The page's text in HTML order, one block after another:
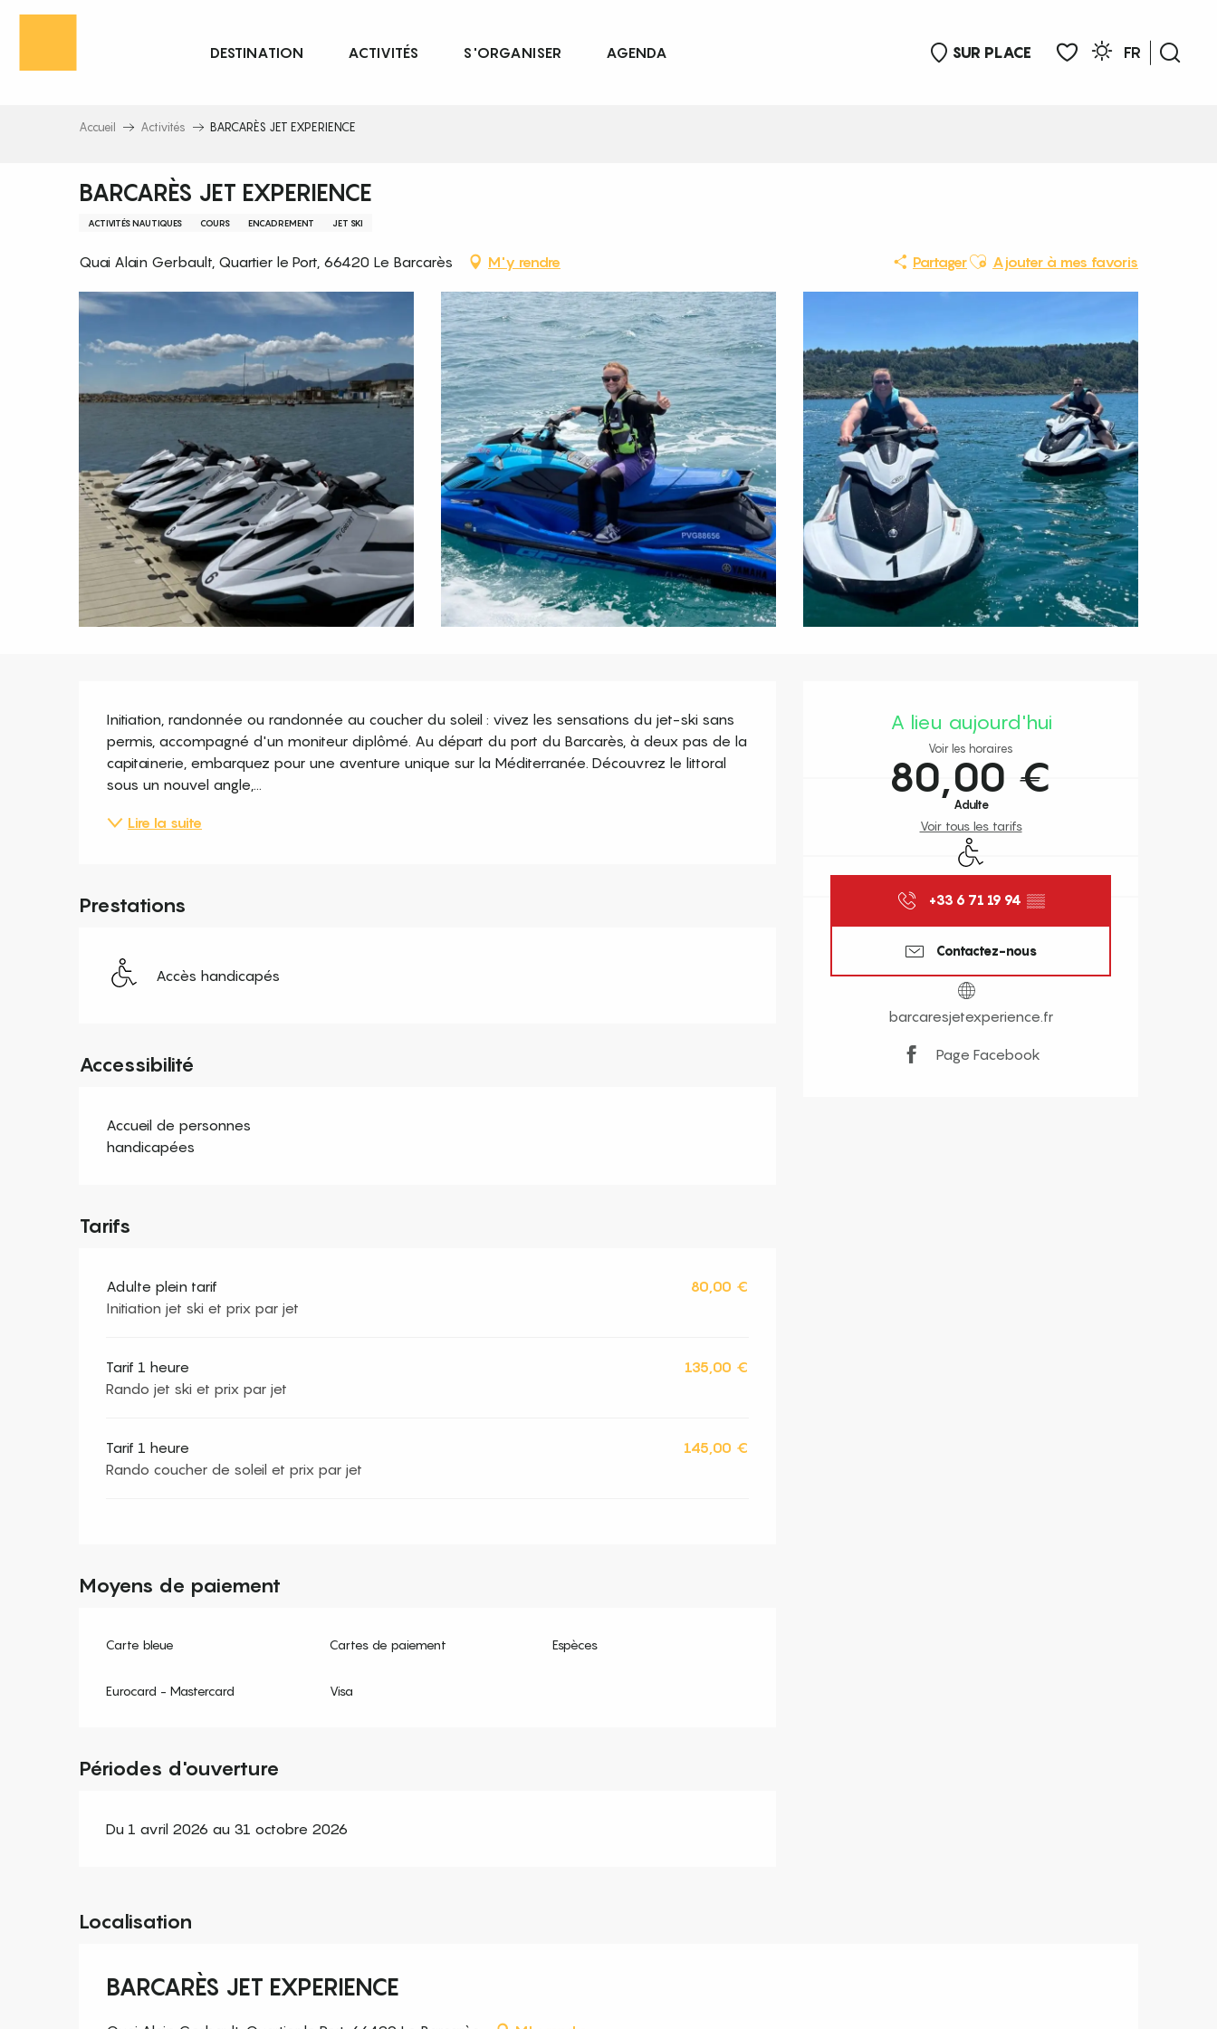
Aller
principal
SUR PLACE
FR
DESTINATION ACTIVITÉS S'ORGANISER AGENDA
Accueil Activités BARCARÈS JET EXPERIENCE
BARCARÈS JET EXPERIENCE
ACTIVITÉS NAUTIQUES COURS ENCADREMENT JET SKI
Quai Alain Gerbault, Quartier le Port, 66420 Le Barcarès M'y rendre PartagerAjouter aux favoris
Ajouter à mes favoris
A lieu aujourd'hui
Voir les horaires
80,00 €
Adulte
Voir tous les tarifs
Accès handicapés
+33 6 71 19 94 ▒▒
Contactez-nous
barcaresjetexperience.fr
Page Facebook
Description
Initiation, randonnée ou randonnée au coucher du soleil : vivez les sensations du jet-ski sans
permis, accompagné d'un moniteur diplômé. Au départ du port du Barcarès, à deux pas de la
capitainerie, embarquez pour une aventure unique sur la Méditerranée. Découvrez le littoral
sous un nouvel angle,...
Lire la suite
Prestations
Accès handicapés
Accessibilité
Accueil de personnes
handicapées
Tarifs
Adulte plein tarif
Initiation jet ski et prix par jet
80,00 €
Tarif 1 heure
Rando jet ski et prix par jet
135,00 €
Tarif 1 heure
Rando coucher de soleil et prix par jet
145,00 €
Moyens de paiement
Carte bleue Cartes de paiement Espèces
Eurocard - Mastercard Visa
Périodes d'ouverture
Du 1 avril 2026 au 31 octobre 2026
Localisation
BARCARÈS JET EXPERIENCE